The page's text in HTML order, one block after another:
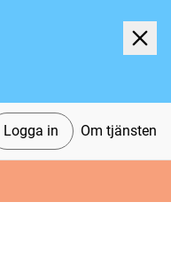
Logga in Om tjänsten